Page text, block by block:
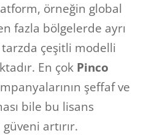
örneğin global
fazla bölgelerde ayrı
çeşitli modelli
En çok Pinco
şeffaf ve
bile bu lisans
artırır.